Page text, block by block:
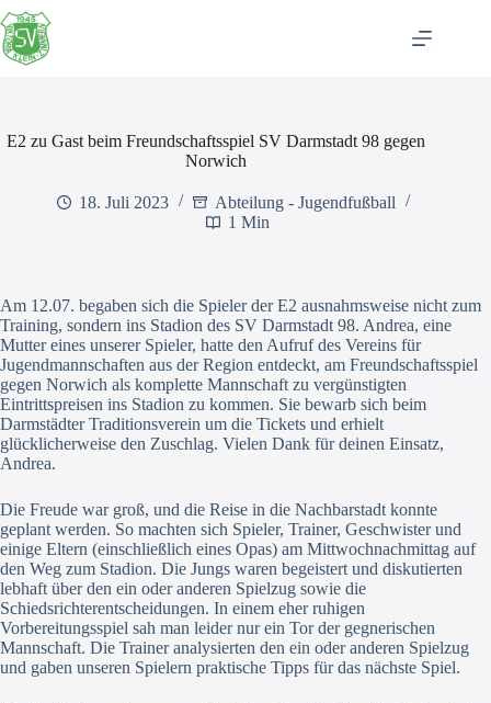
Zum
Inhalt
springen
E2 zu Gast beim Freundschaftsspiel SV Darmstadt 98 gegen
Norwich
18. Juli 2023
Abteilung - Jugendfußball
1 Min
Am 12.07. begaben sich die Spieler der E2 ausnahmsweise nicht zum
Training, sondern ins Stadion des SV Darmstadt 98. Andrea, eine
Mutter eines unserer Spieler, hatte den Aufruf des Vereins für
Jugendmannschaften aus der Region entdeckt, am Freundschaftsspiel
gegen Norwich als komplette Mannschaft zu vergünstigten
Eintrittspreisen ins Stadion zu kommen. Sie bewarb sich beim
Darmstädter Traditionsverein um die Tickets und erhielt
glücklicherweise den Zuschlag. Vielen Dank für deinen Einsatz,
Andrea.
Die Freude war groß, und die Reise in die Nachbarstadt konnte
geplant werden. So machten sich Spieler, Trainer, Geschwister und
einige Eltern (einschließlich eines Opas) am Mittwochnachmittag auf
den Weg zum Stadion. Die Jungs waren begeistert und diskutierten
lebhaft über den ein oder anderen Spielzug sowie die
Schiedsrichterentscheidungen. In einem eher ruhigen
Vorbereitungsspiel sah man leider nur ein Tor der gegnerischen
Mannschaft. Die Trainer analysierten den ein oder anderen Spielzug
und gaben unseren Spielern praktische Tipps für das nächste Spiel.